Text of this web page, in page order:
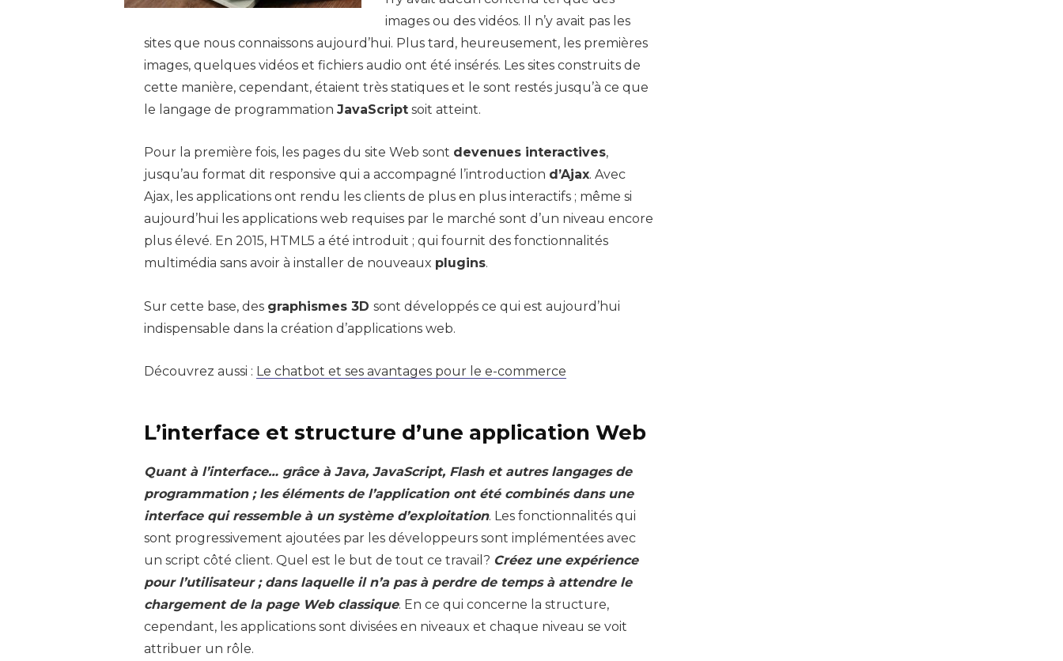
images ou des vidéos. Il n’y avait pas les
sites que nous connaissons aujourd’hui. Plus tard, heureusement, les premières
images, quelques vidéos et fichiers audio ont été insérés. Les sites construits de
cette manière, cependant, étaient très statiques et le sont restés jusqu’à ce que
le langage de programmation JavaScriptsoit atteint.
Pour la première fois, les pages du site Web sont devenues interactives,
jusqu’au format dit responsive qui a accompagné l’introduction d’Ajax. Avec
Ajax, les applications ont rendu les clients de plus en plus interactifs ; même si
aujourd’hui les applications web requises par le marché sont d’un niveau encore
plus élevé. En 2015, HTML5 a été introduit ; qui fournit des fonctionnalités
multimédia sans avoir à installer de nouveaux plugins.
Sur cette base, des graphismes 3D sont développés ce qui est aujourd’hui
indispensable dans la création d’applications web.
Découvrez aussi : Le chatbot et ses avantages pour le e-commerce
L’interface et structure d’une application Web
Quant à l’interface… grâce à Java, JavaScript, Flash et autres langages de
programmation ; les éléments de l’application ont été combinés dans une
interface qui ressemble à un système d’exploitation. Les fonctionnalités qui
sont progressivement ajoutées par les développeurs sont implémentées avec
un script côté client. Quel est le but de tout ce travail? Créez une expérience
pour l’utilisateur ; dans laquelle il n’a pas à perdre de temps à attendre le
chargement de la page Web classique. En ce qui concerne la structure,
cependant, les applications sont divisées en niveaux et chaque niveau se voit
attribuer un rôle.